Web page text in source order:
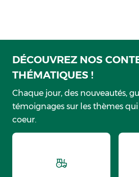
DÉCOUVREZ NOS
THÉMATIQUES !
Chaque jour, des nouveautés,
témoignages sur les thèmes
coeur.